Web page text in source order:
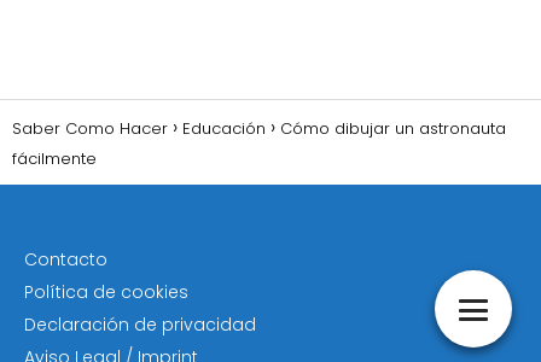
Saber Como Hacer Educación
Cómo dibujar un astronauta
fácilmente
Contacto
Política de cookies
Declaración de privacidad
Aviso Legal / Imprint